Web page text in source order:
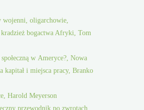
wojenni, oligarchowie,
bogactwa Afryki, Tom
w Ameryce?, Nowa
kapitał i miejsca pracy, Branko
Harold Meyerson
przewodnik po zwrotach